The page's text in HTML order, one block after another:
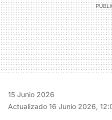
15 Junio 2026
Actualizado 16 Junio 2026,